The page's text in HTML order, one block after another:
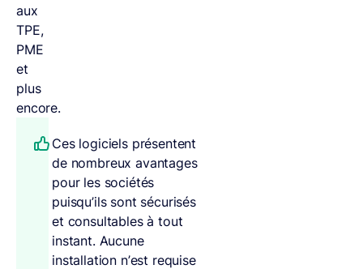
aux
TPE,
PME
et
plus
encore.
Ces logiciels présentent
de nombreux avantages
pour les sociétés
puisqu’ils sont sécurisés
et consultables à tout
instant. Aucune
installation n’est requise